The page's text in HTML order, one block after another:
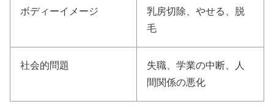
ボディーイメージ
乳房切除、やせる、脱
毛
社会的問題
失職、学業の中断、人
間関係の悪化